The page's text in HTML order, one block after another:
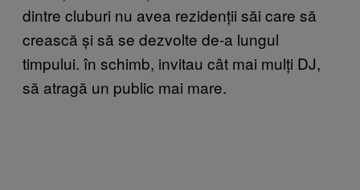
dintre cluburi nu avea rezidenții săi care să
crească și să se dezvolte de-a lungul
timpului. în schimb, invitau cât mai mulți DJ,
să atragă un public mai mare.